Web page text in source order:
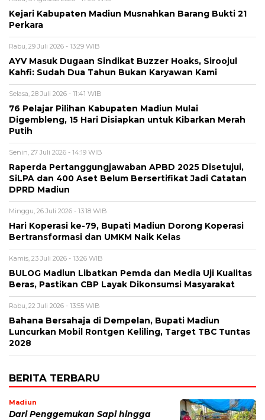
Kejari Kabupaten Madiun Musnahkan Barang Bukti 21
Perkara
Rabu, 29 Juli 2026 - 13:29 WIB
AYV Masuk Dugaan Sindikat Buzzer Hoaks, Siroojul
Kahfi: Sudah Dua Tahun Bukan Karyawan Kami
Selasa, 28 Juli 2026 - 11:41 WIB
76 Pelajar Pilihan Kabupaten Madiun Mulai
Digembleng, 15 Hari Disiapkan untuk Kibarkan Merah
Putih
Senin, 27 Juli 2026 - 14:19 WIB
Raperda Pertanggungjawaban APBD 2025 Disetujui,
SiLPA dan 400 Aset Belum Bersertifikat Jadi Catatan
DPRD Madiun
Minggu, 26 Juli 2026 - 13:18 WIB
Hari Koperasi ke-79, Bupati Madiun Dorong Koperasi
Bertransformasi dan UMKM Naik Kelas
Kamis, 23 Juli 2026 - 13:26 WIB
BULOG Madiun Libatkan Pemda dan Media Uji Kualitas
Beras, Pastikan CBP Layak Dikonsumsi Masyarakat
Rabu, 22 Juli 2026 - 13:55 WIB
Bahana Bersahaja di Dempelan, Bupati Madiun
Luncurkan Mobil Rontgen Keliling, Target TBC Tuntas
2028
BERITA TERBARU
Madiun
Dari Penggemukan Sapi hingga